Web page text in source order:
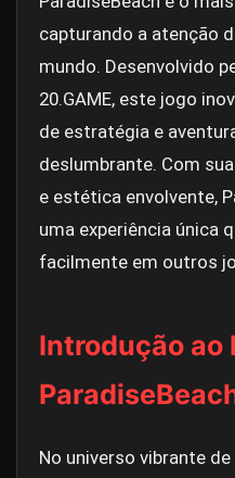
capturando a atenção
mundo. Desenvolvido
20.GAME, este jogo
de estratégia e
deslumbrante. Com
e estética envolvente,
uma experiência única
facilmente em outros
Introdução ao
No universo vibrante